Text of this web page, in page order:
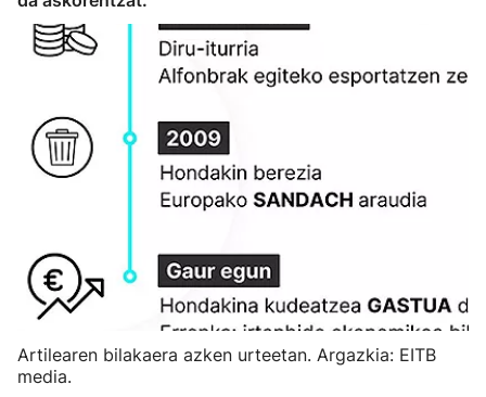
Artilearen bilakaera azken urteetan. Argazkia: EITB
media.